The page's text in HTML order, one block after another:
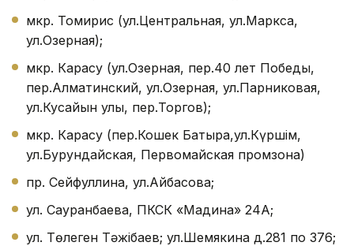
мкр. Томирис (ул.Центральная, ул.Маркса,
ул.Озерная);
мкр. Карасу (ул.Озерная, пер.40 лет Победы,
пер.Алматинский, ул.Озерная, ул.Парниковая,
ул.Кусайын улы, пер.Торгов);
мкр. Карасу (пер.Кошек Батыра,ул.Күршім,
ул.Бурундайская, Первомайская промзона)
пр. Сейфуллина, ул.Айбасова;
ул. Сауранбаева, ПКСК «Мадина» 24А;
ул. Төлеген Тәжібаев; ул.Шемякина д.281 по 376;